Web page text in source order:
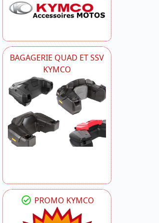
BAGAGERIE QUAD ET SSV
KYMCO
PROMO KYMCO